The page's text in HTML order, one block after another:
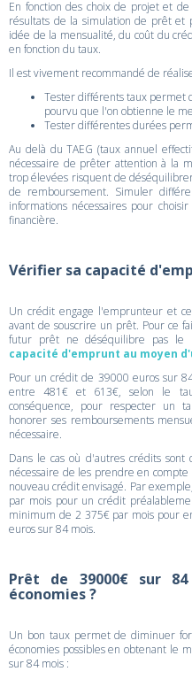
En fonction des choix de projet et
résultats de la simulation de prêt
idée de la mensualité, du coût du
en fonction du taux.
Il est vivement recommandé de
Tester différents taux permet
pourvu que l'on obtienne le
Tester différentes durées
Au delà du TAEG (taux annuel
nécessaire de prêter attention à la
trop élevées risquent de
de remboursement. Simuler
informations nécessaires pour
financière.
Vérifier sa capacité
Un crédit engage l'emprunteur et
avant de souscrire un prêt. Pour ce
futur prêt ne déséquilibre pas
capacité d'emprunt au moyen
Pour un crédit de 39000 euros sur
entre 481€ et 613€, selon le
conséquence, pour respecter un
honorer ses remboursements
nécessaire.
Dans le cas où d'autres crédits
nécessaire de les prendre en
nouveau crédit envisagé. Par
par mois pour un crédit
minimum de 2 375€ par mois pour
euros sur 84 mois.
Prêt de 39000€ sur
économies ?
Un bon taux permet de diminuer
économies possibles en obtenant le
sur 84 mois :